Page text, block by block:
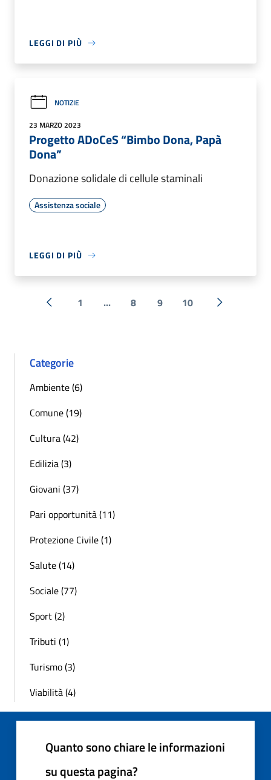
LEGGI DI PIÙ
NOTIZIE
23 MARZO 2023
Progetto ADoCeS “Bimbo Dona, Papà
Dona”
Donazione solidale di cellule staminali
Assistenza sociale
LEGGI DI PIÙ
« Precedente
1 ... 8 9 10 Successiva
Categorie
Ambiente (6)
Comune (19)
Cultura (42)
Edilizia (3)
Giovani (37)
Pari opportunità (11)
Protezione Civile (1)
Salute (14)
Sociale (77)
Sport (2)
Tributi (1)
Turismo (3)
Viabilità (4)
Quanto sono chiare le informazioni
su questa pagina?